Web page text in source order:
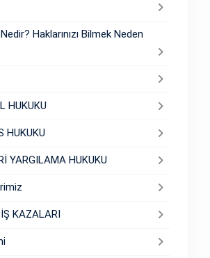
Haklarınızı Bilmek Neden
HUKUKU
HUKUKU
YARGILAMA HUKUKU
KAZALARI